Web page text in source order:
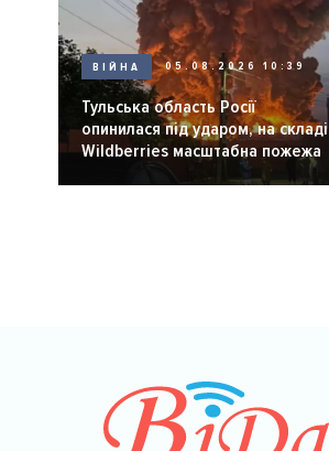
ВІЙНА 05.08.2026 10:39
Тульська область Росії
опинилася під ударом, на складі
Wildberries масштабна пожежа